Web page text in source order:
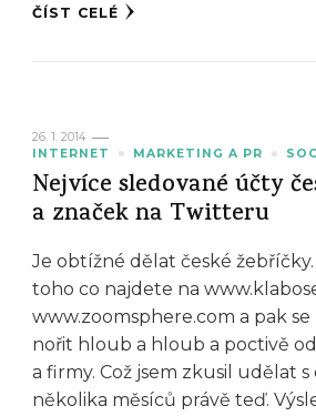
ČÍST CELÉ
26. 1. 2014
INTERNET
MARKETING A PR
Nejvíce sledované účty
a značek na Twitteru
Je obtížné dělat české
toho co najdete na
www.zoomsphere.com a pak
nořit hloub a hloub a poctivě
a firmy. Což jsem zkusil udělat
několika měsíců právě teď.